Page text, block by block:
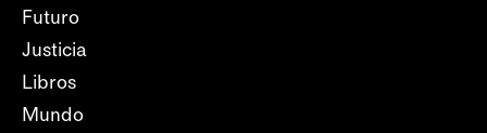
Futuro
Justicia
Libros
Mundo